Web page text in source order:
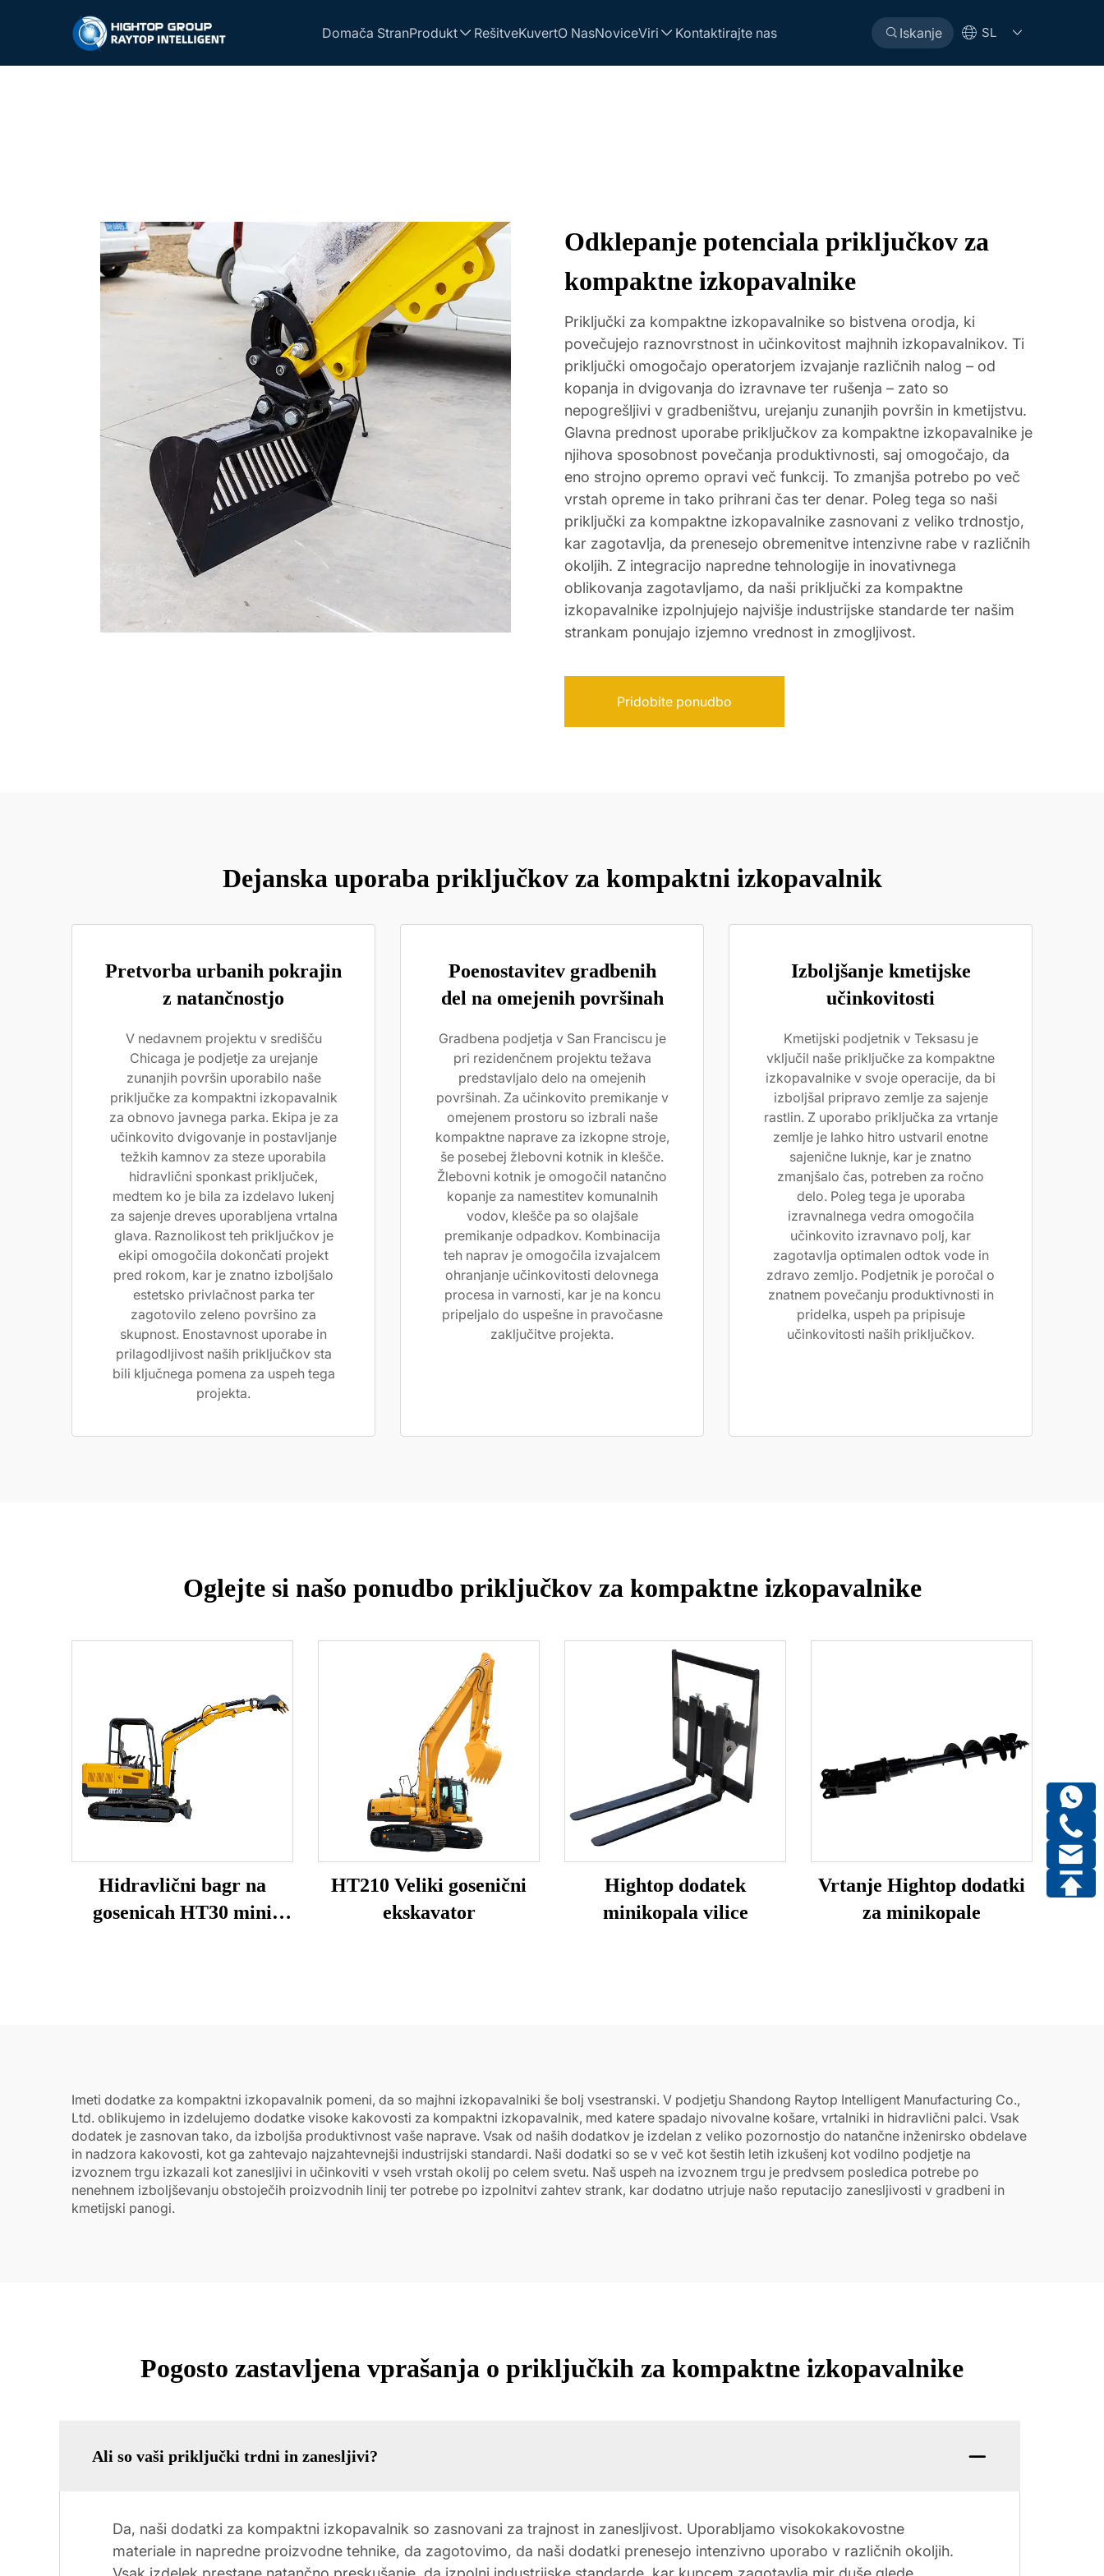
Domača StranProdukt RešitveKuvertO NasNoviceViri Kontaktirajte nas Iskanje SL
Odklepanje potenciala priključkov za
kompaktne izkopavalnike
Priključki za kompaktne izkopavalnike so bistvena orodja, ki
povečujejo raznovrstnost in učinkovitost majhnih izkopavalnikov. Ti
priključki omogočajo operatorjem izvajanje različnih nalog – od
kopanja in dvigovanja do izravnave ter rušenja – zato so
nepogrešljivi v gradbeništvu, urejanju zunanjih površin in kmetijstvu.
Glavna prednost uporabe priključkov za kompaktne izkopavalnike je
njihova sposobnost povečanja produktivnosti, saj omogočajo, da
eno strojno opremo opravi več funkcij. To zmanjša potrebo po več
vrstah opreme in tako prihrani čas ter denar. Poleg tega so naši
priključki za kompaktne izkopavalnike zasnovani z veliko trdnostjo,
kar zagotavlja, da prenesejo obremenitve intenzivne rabe v različnih
okoljih. Z integracijo napredne tehnologije in inovativnega
oblikovanja zagotavljamo, da naši priključki za kompaktne
izkopavalnike izpolnjujejo najvišje industrijske standarde ter našim
strankam ponujajo izjemno vrednost in zmogljivost.
Pridobite ponudbo
Dejanska uporaba priključkov za kompaktni izkopavalnik
Pretvorba urbanih pokrajin
z natančnostjo
V nedavnem projektu v središču
Chicaga je podjetje za urejanje
zunanjih površin uporabilo naše
priključke za kompaktni izkopavalnik
za obnovo javnega parka. Ekipa je za
učinkovito dvigovanje in postavljanje
težkih kamnov za steze uporabila
hidravlični sponkast priključek,
medtem ko je bila za izdelavo lukenj
za sajenje dreves uporabljena vrtalna
glava. Raznolikost teh priključkov je
ekipi omogočila dokončati projekt
pred rokom, kar je znatno izboljšalo
estetsko privlačnost parka ter
zagotovilo zeleno površino za
skupnost. Enostavnost uporabe in
prilagodljivost naših priključkov sta
bili ključnega pomena za uspeh tega
projekta.
Poenostavitev gradbenih
del na omejenih površinah
Gradbena podjetja v San Franciscu je
pri rezidenčnem projektu težava
predstavljalo delo na omejenih
površinah. Za učinkovito premikanje v
omejenem prostoru so izbrali naše
kompaktne naprave za izkopne stroje,
še posebej žlebovni kotnik in klešče.
Žlebovni kotnik je omogočil natančno
kopanje za namestitev komunalnih
vodov, klešče pa so olajšale
premikanje odpadkov. Kombinacija
teh naprav je omogočila izvajalcem
ohranjanje učinkovitosti delovnega
procesa in varnosti, kar je na koncu
pripeljalo do uspešne in pravočasne
zaključitve projekta.
Izboljšanje kmetijske
učinkovitosti
Kmetijski podjetnik v Teksasu je
vključil naše priključke za kompaktne
izkopavalnike v svoje operacije, da bi
izboljšal pripravo zemlje za sajenje
rastlin. Z uporabo priključka za vrtanje
zemlje je lahko hitro ustvaril enotne
sajenične luknje, kar je znatno
zmanjšalo čas, potreben za ročno
delo. Poleg tega je uporaba
izravnalnega vedra omogočila
učinkovito izravnavo polj, kar
zagotavlja optimalen odtok vode in
zdravo zemljo. Podjetnik je poročal o
znatnem povečanju produktivnosti in
pridelka, uspeh pa pripisuje
učinkovitosti naših priključkov.
Oglejte si našo ponudbo priključkov za kompaktne izkopavalnike
Hidravlični bagr na
gosenicah HT30 mini
HT210 Veliki gosenični
ekskavator
Hightop dodatek
minikopala vilice
Vrtanje Hightop dodatki
za minikopale
Imeti dodatke za kompaktni izkopavalnik pomeni, da so majhni izkopavalniki še bolj vsestranski. V podjetju Shandong Raytop Intelligent Manufacturing Co.,
Ltd. oblikujemo in izdelujemo dodatke visoke kakovosti za kompaktni izkopavalnik, med katere spadajo nivovalne košare, vrtalniki in hidravlični palci. Vsak
dodatek je zasnovan tako, da izboljša produktivnost vaše naprave. Vsak od naših dodatkov je izdelan z veliko pozornostjo do natančne inženirsko obdelave
in nadzora kakovosti, kot ga zahtevajo najzahtevnejši industrijski standardi. Naši dodatki so se v več kot šestih letih izkušenj kot vodilno podjetje na
izvoznem trgu izkazali kot zanesljivi in učinkoviti v vseh vrstah okolij po celem svetu. Naš uspeh na izvoznem trgu je predvsem posledica potrebe po
nenehnem izboljševanju obstoječih proizvodnih linij ter potrebe po izpolnitvi zahtev strank, kar dodatno utrjuje našo reputacijo zanesljivosti v gradbeni in
kmetijski panogi.
Pogosto zastavljena vprašanja o priključkih za kompaktne izkopavalnike
Ali so vaši priključki trdni in zanesljivi?
Da, naši dodatki za kompaktni izkopavalnik so zasnovani za trajnost in zanesljivost. Uporabljamo visokokakovostne
materiale in napredne proizvodne tehnike, da zagotovimo, da naši dodatki prenesejo intenzivno uporabo v različnih okoljih.